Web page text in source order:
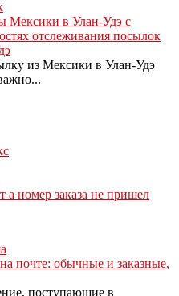
Мексики в Улан-Удэ с
отслеживания посылок
из Мексики в Улан-Удэ
а номер заказа не пришел
почте: обычные и заказные,
поступающие в